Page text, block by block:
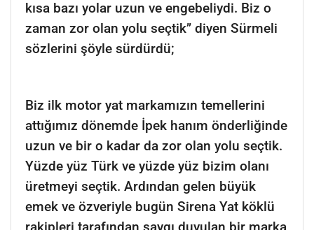
kısa bazı yolar uzun ve engebeliydi. Biz o
zaman zor olan yolu seçtik’’ diyen Sürmeli
sözlerini şöyle sürdürdü;
Biz ilk motor yat markamızın temellerini
attığımız dönemde İpek hanım önderliğinde
uzun ve bir o kadar da zor olan yolu seçtik.
Yüzde yüz Türk ve yüzde yüz bizim olanı
üretmeyi seçtik. Ardından gelen büyük
emek ve özveriyle bugün Sirena Yat köklü